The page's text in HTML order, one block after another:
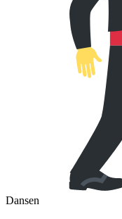
Dansen